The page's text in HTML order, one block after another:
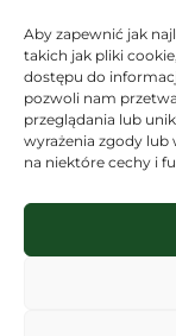
Aby zapewnić jak
takich jak pliki
dostępu do
pozwoli nam
przeglądania lub
wyrażenia zgody lub
na niektóre cechy i
Kariera
Kontakt
Copyright ©